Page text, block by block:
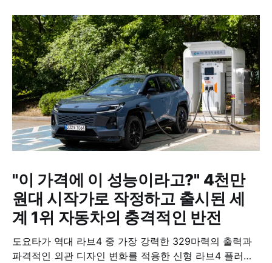
"이 가격에 이 성능이라고?" 4천만
원대 시작가로 작정하고 출시된 세
계 1위 자동차의 충격적인 반전
도요타가 역대 라브4 중 가장 강력한 329마력의 출력과
파격적인 외관 디자인 변화를 적용한 신형 라브4 플러그